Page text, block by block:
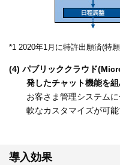
*1 2020年1月に特許出願済(特
(4) パブリッククラウド
発したチャット機能を
お客さま管理システム
軟なカスタマイズが可能
導入効果